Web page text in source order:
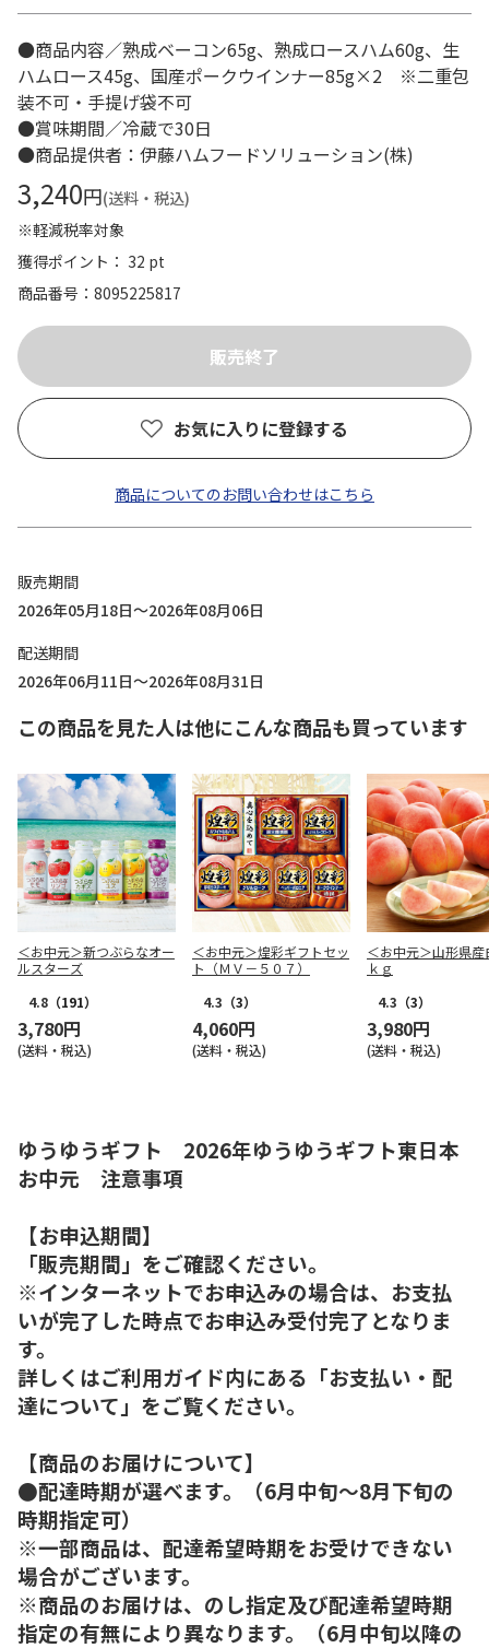
●商品内容／熟成ベーコン65g、熟成ロースハム60g、生
ハムロース45g、国産ポークウインナー85g×2 ※二重包
装不可・手提げ袋不可
●賞味期間／冷蔵で30日
●商品提供者：伊藤ハムフードソリューション(株)
3,240円(送料・税込)
※軽減税率対象
獲得ポイント： 32 pt
商品番号
8095225817
お気に入りに登録する
商品についてのお問い合わせはこちら
販売期間
2026年05月18日～2026年08月06日
配送期間
2026年06月11日～2026年08月31日
この商品を見た人は他にこんな商品も買っています
＜お中元＞新つぶらなオー
ルスターズ
4.8 （191）
3,780円
(送料・税込)
＜お中元＞煌彩ギフトセッ
ト（ＭＶ－５０７）
4.3 （3）
4,060円
(送料・税込)
＜お中元＞山形県産
ｋｇ
4.3 （3）
3,980円
(送料・税込)
ゆうゆうギフト 2026年ゆうゆうギフト東日本
お中元 注意事項
【お申込期間】
「販売期間」をご確認ください。
※インターネットでお申込みの場合は、お支払
いが完了した時点でお申込み受付完了となりま
す。
詳しくはご利用ガイド内にある「お支払い・配
達について」をご覧ください。
【商品のお届けについて】
●配達時期が選べます。（6月中旬～8月下旬の
時期指定可）
※一部商品は、配達希望時期をお受けできない
場合がございます。
※商品のお届けは、のし指定及び配達希望時期
指定の有無により異なります。（6月中旬以降の